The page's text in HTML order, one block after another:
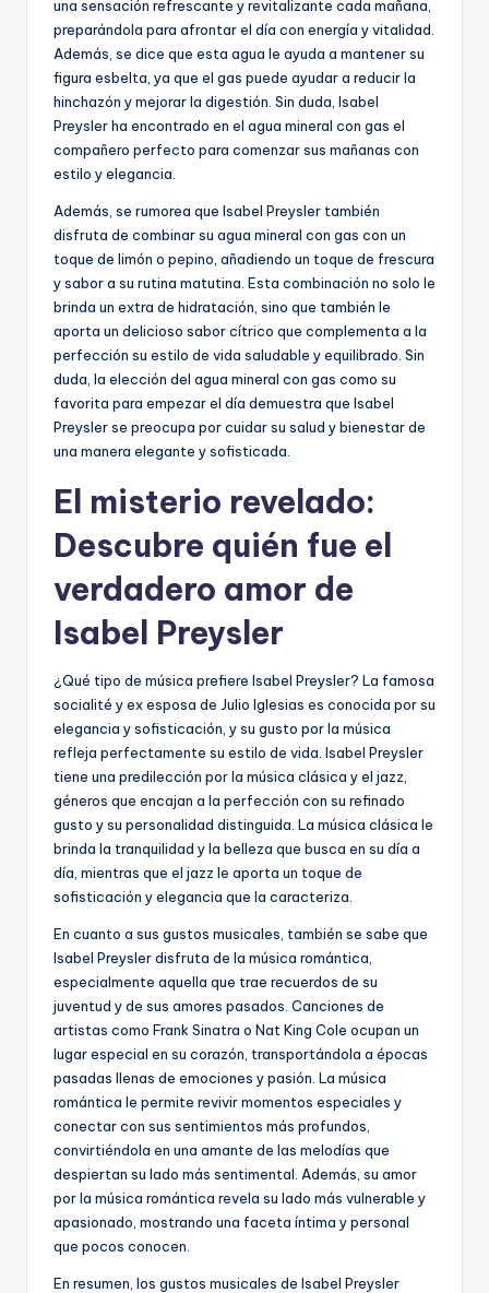
una sensación refrescante y revitalizante cada mañana,
preparándola para afrontar el día con energía y vitalidad.
Además, se dice que esta agua le ayuda a mantener su
figura esbelta, ya que el gas puede ayudar a reducir la
hinchazón y mejorar la digestión. Sin duda, Isabel
Preysler ha encontrado en el agua mineral con gas el
compañero perfecto para comenzar sus mañanas con
estilo y elegancia.
Además, se rumorea que Isabel Preysler también
disfruta de combinar su agua mineral con gas con un
toque de limón o pepino, añadiendo un toque de frescura
y sabor a su rutina matutina. Esta combinación no solo le
brinda un extra de hidratación, sino que también le
aporta un delicioso sabor cítrico que complementa a la
perfección su estilo de vida saludable y equilibrado. Sin
duda, la elección del agua mineral con gas como su
favorita para empezar el día demuestra que Isabel
Preysler se preocupa por cuidar su salud y bienestar de
una manera elegante y sofisticada.
El misterio revelado:
Descubre quién fue el
verdadero amor de
Isabel Preysler
¿Qué tipo de música prefiere Isabel Preysler? La famosa
socialité y ex esposa de Julio Iglesias es conocida por su
elegancia y sofisticación, y su gusto por la música
refleja perfectamente su estilo de vida. Isabel Preysler
tiene una predilección por la música clásica y el jazz,
géneros que encajan a la perfección con su refinado
gusto y su personalidad distinguida. La música clásica le
brinda la tranquilidad y la belleza que busca en su día a
día, mientras que el jazz le aporta un toque de
sofisticación y elegancia que la caracteriza.
En cuanto a sus gustos musicales, también se sabe que
Isabel Preysler disfruta de la música romántica,
especialmente aquella que trae recuerdos de su
juventud y de sus amores pasados. Canciones de
artistas como Frank Sinatra o Nat King Cole ocupan un
lugar especial en su corazón, transportándola a épocas
pasadas llenas de emociones y pasión. La música
romántica le permite revivir momentos especiales y
conectar con sus sentimientos más profundos,
convirtiéndola en una amante de las melodías que
despiertan su lado más sentimental. Además, su amor
por la música romántica revela su lado más vulnerable y
apasionado, mostrando una faceta íntima y personal
que pocos conocen.
En resumen, los gustos musicales de Isabel Preysler